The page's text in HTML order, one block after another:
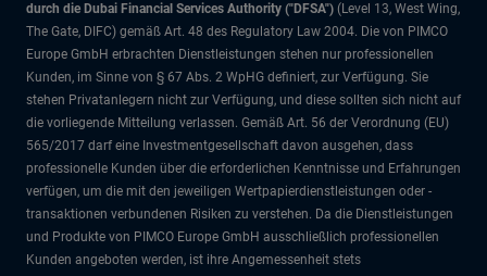
durch die Dubai Financial Services Authority ("DFSA") (Level 13, West Wing,
The Gate, DIFC) gemäß Art. 48 des Regulatory Law 2004. Die von PIMCO
Europe GmbH erbrachten Dienstleistungen stehen nur professionellen
Kunden, im Sinne von § 67 Abs. 2 WpHG definiert, zur Verfügung. Sie
stehen Privatanlegern nicht zur Verfügung, und diese sollten sich nicht auf
die vorliegende Mitteilung verlassen. Gemäß Art. 56 der Verordnung (EU)
565/2017 darf eine Investmentgesellschaft davon ausgehen, dass
professionelle Kunden über die erforderlichen Kenntnisse und Erfahrungen
verfügen, um die mit den jeweiligen Wertpapierdienstleistungen oder -
transaktionen verbundenen Risiken zu verstehen. Da die Dienstleistungen
und Produkte von PIMCO Europe GmbH ausschließlich professionellen
Kunden angeboten werden, ist ihre Angemessenheit stets